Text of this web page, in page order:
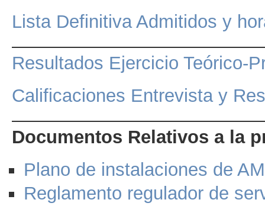
Lista Definitiva Admitidos y
Resultados Ejercicio Teórico-
Calificaciones Entrevista y
Documentos Relativos a la
Plano de instalaciones de
Reglamento regulador de